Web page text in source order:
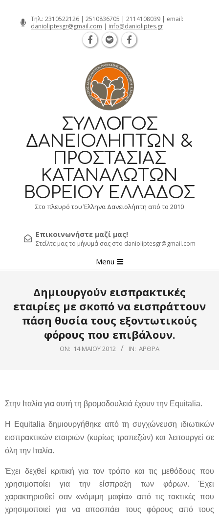
Τηλ.: 2310522126 | 2510836705 | 2114108039 | email:
danioliptesgr@gmail.com | info@danioliptes.gr
ΣΎΛΛΟΓΟΣ
ΔΑΝΕΙΟΛΗΠΤΏΝ &
ΠΡΟΣΤΑΣΊΑΣ
ΚΑΤΑΝΑΛΩΤΏΝ
ΒΟΡΕΊΟΥ ΕΛΛΆΔΟΣ
Στο πλευρό του Έλληνα Δανειολήπτη από το 2010
Επικοινωνήστε μαζί μας!
Στείλτε μας το μήνυμά σας στο danioliptesgr@gmail.com
Navigation
Menu
Δημιουργούν εισπρακτικές
εταιρίες με σκοπό να εισπράττουν
πάση θυσία τους εξοντωτικούς
φόρους που επιβάλουν.
ON: 14 ΜΑΪ́ΟΥ 2012 IN: ΆΡΘΡΑ
Στην Ιταλία για αυτή τη βρομοδουλειά έχουν την Equitalia.
Η Equitalia δημιουργήθηκε από τη συγχώνευση ιδιωτικών
εισπρακτικών εταιριών (κυρίως τραπεζών) και λειτουργεί σε
όλη την Ιταλία.
Έχει δεχθεί κριτική για τον τρόπο και τις μεθόδους που
χρησιμοποίει για την είσπραξη των φόρων. Έχει
χαρακτηρισθεί σαν «νόμιμη μαφία» από τις τακτικές που
χρησιμοποιεί για να αποσπάει τους φόρους από τους